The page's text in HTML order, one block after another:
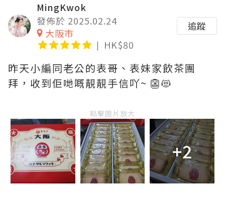
MingKwok
發佈於 2025.02.24
大阪市
HK$80
追蹤
昨天小編同老公的表哥、表妹家飲茶團
拜，收到佢哋嘅靚靚手信吖~ 👺😻
點擊圖片放大
+2